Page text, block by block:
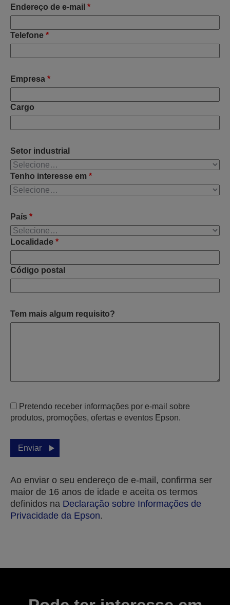
Endereço de e-mail *
Telefone *
Empresa *
Cargo
Setor industrial
Tenho interesse em *
País *
Localidade *
Código postal
Tem mais algum requisito?
Pretendo receber informações por e-mail sobre
produtos, promoções, ofertas e eventos Epson.
Enviar
Ao enviar o seu endereço de e-mail, confirma ser
maior de 16 anos de idade e aceita os termos
definidos na Declaração sobre Informações de
Privacidade da Epson.
Obrigado pela sua submissão.
dias úteis.